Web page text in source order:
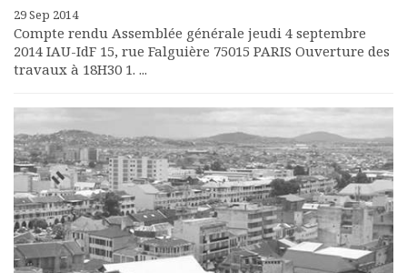
29 Sep 2014
Compte rendu Assemblée générale jeudi 4 septembre
2014 IAU-IdF 15, rue Falguière 75015 PARIS Ouverture des
travaux à 18H30 1. ...